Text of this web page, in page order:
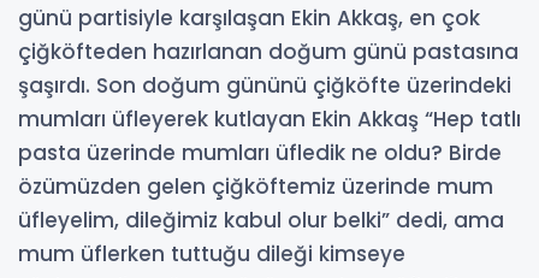
günü partisiyle karşılaşan Ekin Akkaş, en çok
çiğköfteden hazırlanan doğum günü pastasına
şaşırdı. Son doğum gününü çiğköfte üzerindeki
mumları üfleyerek kutlayan Ekin Akkaş “Hep tatlı
pasta üzerinde mumları üfledik ne oldu? Birde
özümüzden gelen çiğköftemiz üzerinde mum
üfleyelim, dileğimiz kabul olur belki” dedi, ama
mum üflerken tuttuğu dileği kimseye